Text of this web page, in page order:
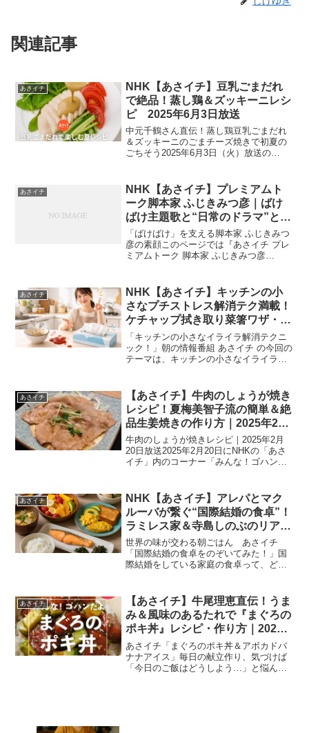
関連記事
あさイチ
NHK【あさイチ】豆乳ごまだれ
で絶品！蒸し鶏＆ズッキーニレシ
ピ 2025年6月3日放送
中元千鶴さん直伝！蒸し鶏豆乳ごまだれ
＆ズッキーニのごまチーズ焼きで初夏の
ごちそう2025年6月3日（火）放送の
中元千鶴さんが登場し、蒸し鶏にかける
ノンオイルでヘルシー...
あさイチ
NHK【あさイチ】プレミアムト
ーク脚本家 ふじきみつ彦｜ばけ
ばけ主題歌と“日常のドラマ”と
は？｜2026年1月23日★
「ばけばけ」を支える脚本家 ふじきみつ
彦の素顔このページでは『あさイチ プレ
ミアムトーク 脚本家 ふじきみつ彦
続テレビ小説 ばけばけ の脚本家・ふじき
みつ彦さん。...
あさイチ
NHK【あさイチ】キッチンの小
さなプチストレス解消テク満載！
ケチャップ拭き取り菜箸ワザ・温
泉卵を振って白身が残らない理
由・ゆず「幾重」震災伝承の思い
｜2026年3月3日
「キッチンの小さなイライラ解消テクニ
ック！」朝の情報番組 あさイチ の今回の
テーマは、キッチンの小さなイライラ解
プ、なかなか開かない箱ティッシュのビ
ニール……どれも「命...
あさイチ
【あさイチ】牛肉のしょうが焼き
レシピ！夏梅美智子流の簡単＆絶
品生姜焼きの作り方｜2025年2月
20日放送
牛肉のしょうが焼きレシピ｜2025年2月
20日放送2025年2月20日にNHKの「あさ
イチ」内のコーナー「みんな！ゴハンだ
しました。牛肉のしょうが焼きといえ
ば、豚肉で作...
あさイチ
NHK【あさイチ】アレパとマク
ルーバが繋ぐ“国際結婚の食卓”！
ラミレス家＆寺島しのぶのリアル
朝ごはん事情｜2025年11月5日
世界の味が交わる朝ごはん あさイチ
「国際結婚の食卓をのぞいてみた！」国
際結婚をしている家庭の食卓って、どん
まれるのか気になりますよね。今回の
『あさイチ』では、寺島しのぶ...
あさイチ
【あさイチ】牛尾理恵直伝！うま
み＆風味のあるたれで『まぐろの
ポキ丼』レシピ・作り方｜2025
年9月22日放送
あさイチ「まぐろのポキ丼＆アボカドバ
ナナアイス」毎日の献立作り、気づけば
「今日のご飯はどうしよう…」と悩んで